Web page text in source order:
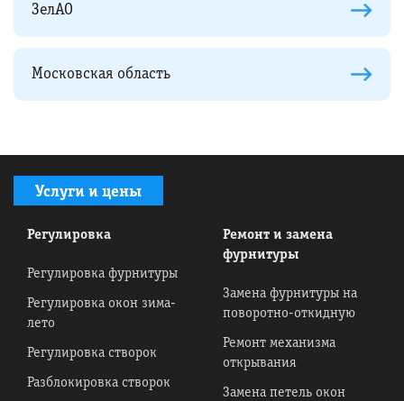
ЗелАО
Московская область
Регулировка
Регулировка фурнитуры
Регулировка окон зима-
лето
Регулировка створок
Разблокировка створок
Ремонт и замена
фурнитуры
Замена фурнитуры на
поворотно-откидную
Ремонт механизма
открывания
Замена петель окон
Услуги и цены